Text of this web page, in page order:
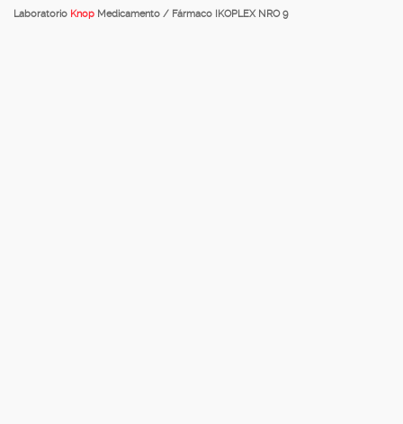
Laboratorio Knop Medicamento / Fármaco IKOPLEX NRO 9